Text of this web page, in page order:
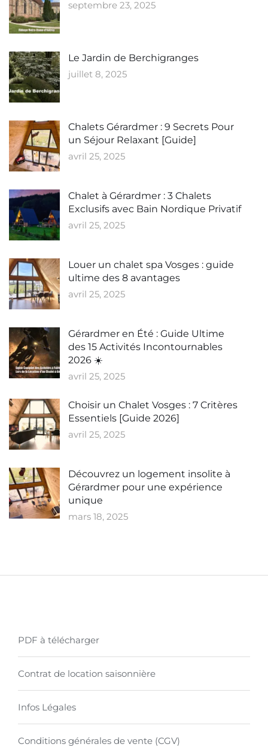
septembre 23, 2025
Le Jardin de Berchigranges
juillet 8, 2025
Chalets Gérardmer : 9 Secrets Pour
un Séjour Relaxant [Guide]
avril 25, 2025
Chalet à Gérardmer : 3 Chalets
Exclusifs avec Bain Nordique Privatif
avril 25, 2025
Louer un chalet spa Vosges : guide
ultime des 8 avantages
avril 25, 2025
Gérardmer en Été : Guide Ultime
des 15 Activités Incontournables
2026 ☀️
avril 25, 2025
Choisir un Chalet Vosges : 7 Critères
Essentiels [Guide 2026]
avril 25, 2025
Découvrez un logement insolite à
Gérardmer pour une expérience
unique
mars 18, 2025
PDF à télécharger
Contrat de location saisonnière
Infos Légales
Conditions générales de vente (CGV)